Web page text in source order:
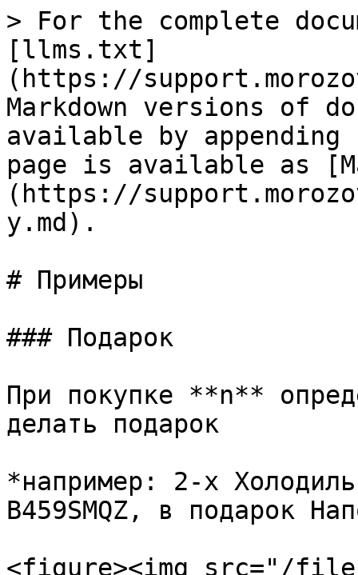
> For the complete
[llms.txt]
(https://
Markdown versions of
available by
page is available as
(https://
y.md).
# Примеры
### Подарок
При покупке **n**
делать подарок
*например: 2-х
B459SMQZ, в подарок
<figure><img src="/